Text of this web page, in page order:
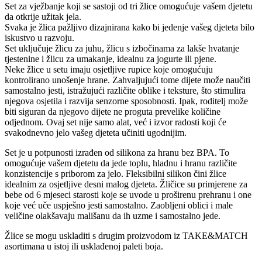
Set za vježbanje koji se sastoji od tri žlice omogućuje vašem djetetu
da otkrije užitak jela.
Svaka je žlica pažljivo dizajnirana kako bi jedenje vašeg djeteta bilo
iskustvo u razvoju.
Set uključuje žlicu za juhu, žlicu s izbočinama za lakše hvatanje
tjestenine i žlicu za umakanje, idealnu za jogurte ili pjene.
Neke žlice u setu imaju osjetljive rupice koje omogućuju
kontrolirano unošenje hrane. Zahvaljujući tome dijete može naučiti
samostalno jesti, istražujući različite oblike i teksture, što stimulira
njegova osjetila i razvija senzorne sposobnosti. Ipak, roditelj može
biti siguran da njegovo dijete ne proguta prevelike količine
odjednom. Ovaj set nije samo alat, već i izvor radosti koji će
svakodnevno jelo vašeg djeteta učiniti ugodnijim.
Set je u potpunosti izrađen od silikona za hranu bez BPA. To
omogućuje vašem djetetu da jede toplu, hladnu i hranu različite
konzistencije s priborom za jelo. Fleksibilni silikon čini žlice
idealnim za osjetljive desni malog djeteta. Žličice su primjerene za
bebe od 6 mjeseci starosti koje se uvode u proširenu prehranu i one
koje već uče uspješno jesti samostalno. Zaobljeni oblici i male
veličine olakšavaju mališanu da ih uzme i samostalno jede.
Žlice se mogu uskladiti s drugim proizvodom iz TAKE&MATCH
asortimana u istoj ili usklađenoj paleti boja.